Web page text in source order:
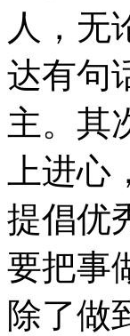
人，无
达有句
主。其
上进心，
提倡优
要把事
除了做